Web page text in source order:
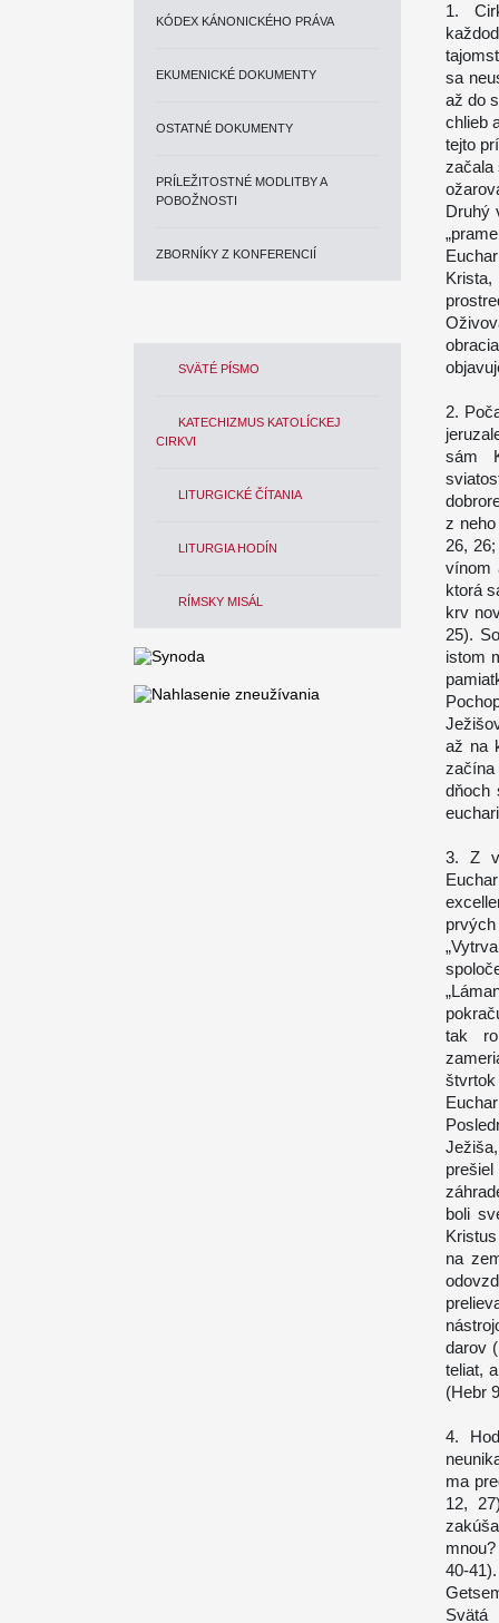
KÓDEX KÁNONICKÉHO PRÁVA
EKUMENICKÉ DOKUMENTY
OSTATNÉ DOKUMENTY
PRÍLEŽITOSTNÉ MODLITBY A
POBOŽNOSTI
ZBORNÍKY Z KONFERENCIÍ
SVÄTÉ PÍSMO
KATECHIZMUS KATOLÍCKEJ
CIRKVI
LITURGICKÉ ČÍTANIA
LITURGIA HODÍN
RÍMSKY MISÁL
1.
sa
až do
chlieb
tejto
začala
Druhý
2.
sám
z
26,
vínom
ktorá
krv
25).
istom
až na
dňoch
3. Z
tak
boli
na
darov
teliat,
(Hebr
4.
ma
12,
40-
Svätá